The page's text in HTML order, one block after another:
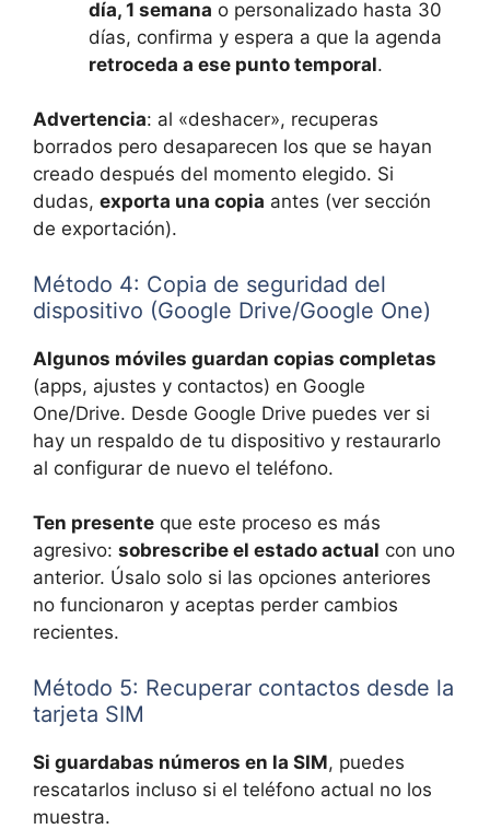
día, 1 semana o personalizado hasta 30
días, confirma y espera a que la agenda
retroceda a ese punto temporal.
Advertencia: al «deshacer», recuperas
borrados pero desaparecen los que se hayan
creado después del momento elegido. Si
dudas, exporta una copia antes (ver sección
de exportación).
Método 4: Copia de seguridad del
dispositivo (Google Drive/Google One)
Algunos móviles guardan copias completas
(apps, ajustes y contactos) en Google
One/Drive. Desde Google Drive puedes ver si
hay un respaldo de tu dispositivo y restaurarlo
al configurar de nuevo el teléfono.
Ten presente que este proceso es más
agresivo: sobrescribe el estado actual con uno
anterior. Úsalo solo si las opciones anteriores
no funcionaron y aceptas perder cambios
recientes.
Método 5: Recuperar contactos desde la
tarjeta SIM
Si guardabas números en la SIM, puedes
rescatarlos incluso si el teléfono actual no los
muestra.